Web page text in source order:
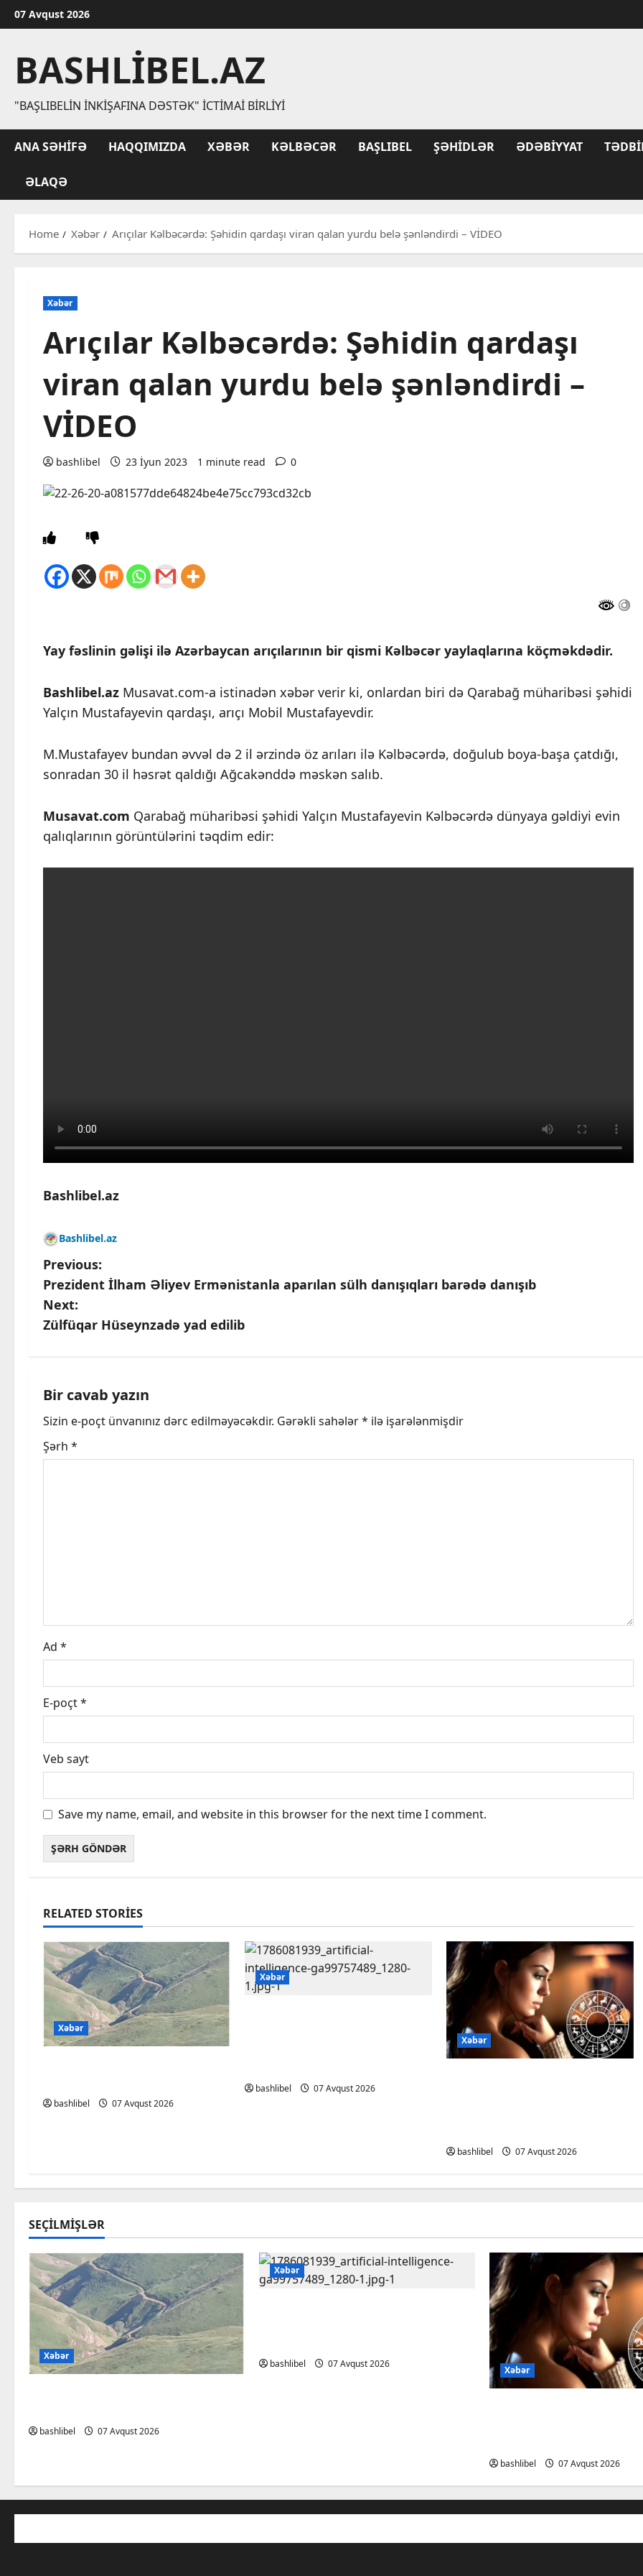
Skip
to
07 Avqust 2026
BASHLIBEL.AZ
"BAŞLIBELIN İNKIŞAFINA DƏSTƏK" İCTIMAI BIRLIYI
ANA SƏHIFƏ HAQQIMIZDA XƏBƏR KƏLBƏCƏR BAŞLIBEL ŞƏHIDLƏR ƏDƏBIYYAT
ƏLAQƏ
Home Xəbər Arıçılar Kəlbəcərdə: Şəhidin qardaşı viran qalan yurdu belə şənləndirdi – VİDEO
Xəbər
Arıçılar Kəlbəcərdə: Şəhidin qardaşı
viran qalan yurdu belə şənləndirdi –
VİDEO
bashlibel 23 İyun 2023 1 minute read 0
Yay fəslinin gəlişi ilə Azərbaycan arıçılarının bir qismi Kəlbəcər yaylaqlarına köçməkdədir.
Bashlibel.az Musavat.com-a istinadən xəbər verir ki, onlardan biri də Qarabağ müharibəsi şəhidi
Yalçın Mustafayevin qardaşı, arıçı Mobil Mustafayevdir.
M.Mustafayev bundan əvvəl də 2 il ərzində öz arıları ilə Kəlbəcərdə, doğulub boya-başa çatdığı,
sonradan 30 il həsrət qaldığı Ağcakənddə məskən salıb.
Musavat.com Qarabağ müharibəsi şəhidi Yalçın Mustafayevin Kəlbəcərdə dünyaya gəldiyi evin
qalıqlarının görüntülərini təqdim edir:
Bashlibel.az
Bashlibel.az
P
o
s
n
a
v
o
n
Previous:
Prezident İlham Əliyev Ermənistanla aparılan sülh danışıqları barədə danışıb
Next:
Zülfüqar Hüseynzadə yad edilib
Bir cavab yazın
Sizin e-poçt ünvanınız dərc edilməyəcəkdir. Gərəkli sahələr* ilə işarələnmişdir
Şərh *
Ad *
E-poçt*
Veb sayt
Save my name, email, and website in this browser for the next time I comment.
RELATED STORIES
Xəbər
bashlibel 07 Avqust 2026
Xəbər
bashlibel 07 Avqust 2026
Xəbər
bashlibel 07 Avqust 2026
SEÇILMIŞLƏR
Xəbər
bashlibel 07 Avqust 2026
Xəbər
bashlibel 07 Avqust 2026
Xəbər
bashlibel 07 Avqust 2026